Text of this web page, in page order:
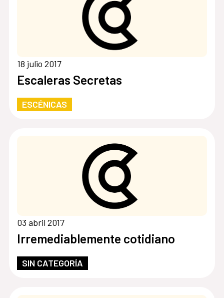
18 julio 2017
Escaleras Secretas
ESCÉNICAS
03 abril 2017
Irremediablemente cotidiano
SIN CATEGORÍA